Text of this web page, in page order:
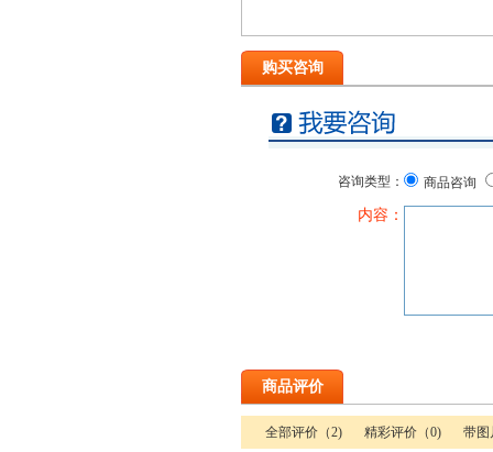
购买咨询
咨询类型： 商品咨询
内容：
商品评价
全部评价（2) 精彩评价（0) 带图